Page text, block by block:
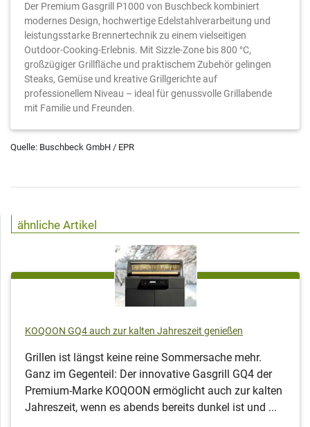
Der Premium Gasgrill P1000 von Buschbeck kombiniert
modernes Design, hochwertige Edelstahlverarbeitung und
leistungsstarke Brennertechnik zu einem vielseitigen
Outdoor-Cooking-Erlebnis. Mit Sizzle-Zone bis 800 °C,
großzügiger Grillfläche und praktischem Zubehör gelingen
Steaks, Gemüse und kreative Grillgerichte auf
professionellem Niveau – ideal für genussvolle Grillabende
mit Familie und Freunden.
Quelle: Buschbeck GmbH / EPR
ähnliche Artikel
KOQOON GQ4 auch zur kalten Jahreszeit genießen
Grillen ist längst keine reine Sommersache mehr.
Ganz im Gegenteil: Der innovative Gasgrill GQ4 der
Premium-Marke KOQOON ermöglicht auch zur kalten
Jahreszeit, wenn es abends bereits dunkel ist und ...